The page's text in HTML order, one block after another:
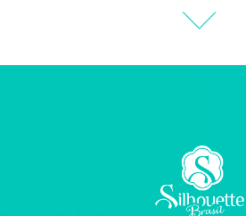
Carla Eschberger